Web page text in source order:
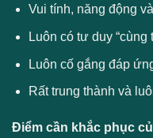
Vui tính, năng động
Luôn có tư duy “cùng
Luôn cố gắng đáp
Rất trung thành và
Điểm cần khắc phục